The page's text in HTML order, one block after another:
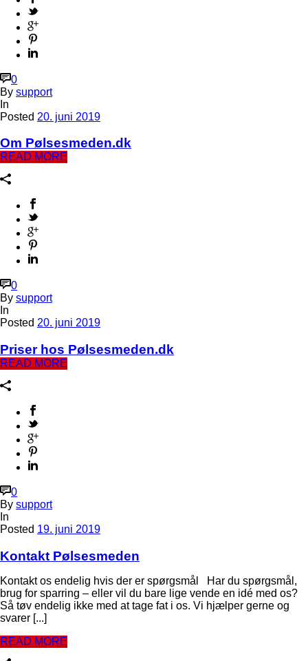
0
By support
In
Posted 20. juni 2019
Om Pølsesmeden.dk
READ MORE
0
By support
In
Posted 20. juni 2019
Priser hos Pølsesmeden.dk
READ MORE
0
By support
In
Posted 19. juni 2019
Kontakt Pølsesmeden
Kontakt os endelig hvis der er spørgsmål Har du spørgsmål,
brug for sparring – eller vil du bare lige vende en idé med os?
Så tøv endelig ikke med at tage fat i os. Vi hjælper gerne og
svarer [...]
READ MORE